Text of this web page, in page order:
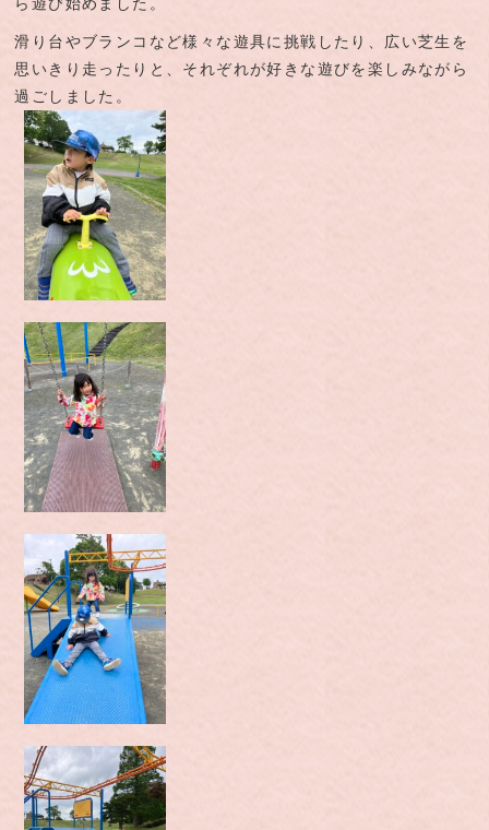
ら遊び始めました。
滑り台やブランコなど様々な遊具に挑戦したり、広い芝生を
思いきり走ったりと、それぞれが好きな遊びを楽しみながら
過ごしました。